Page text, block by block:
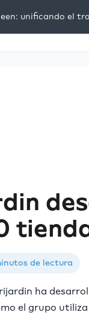
unificando el
de lectura
ha
el grupo